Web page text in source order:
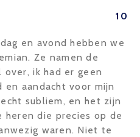
10
en avond hebben we
Ze namen de
ik had er geen
en aandacht voor mijn
subliem, en het zijn
die precies op de
waren. Niet te